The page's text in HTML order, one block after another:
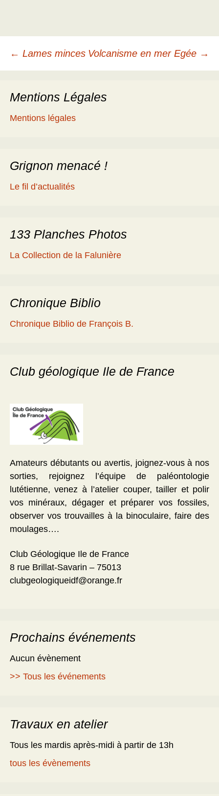
Navigation
des
articles
← Lames minces Volcanisme en mer Egée →
Mentions Légales
Mentions légales
Grignon menacé !
Le fil d’actualités
133 Planches Photos
La Collection de la Falunière
Chronique Biblio
Chronique Biblio de François B.
Club géologique Ile de France
Amateurs débutants ou avertis, joignez-vous à nos
sorties, rejoignez l’équipe de paléontologie
lutétienne, venez à l’atelier couper, tailler et polir
vos minéraux, dégager et préparer vos fossiles,
observer vos trouvailles à la binoculaire, faire des
moulages….
Club Géologique Ile de France
8 rue Brillat-Savarin – 75013
clubgeologiqueidf@orange.fr
Prochains événements
Aucun évènement
>> Tous les événements
Travaux en atelier
Tous les mardis après-midi à partir de 13h
tous les évènements